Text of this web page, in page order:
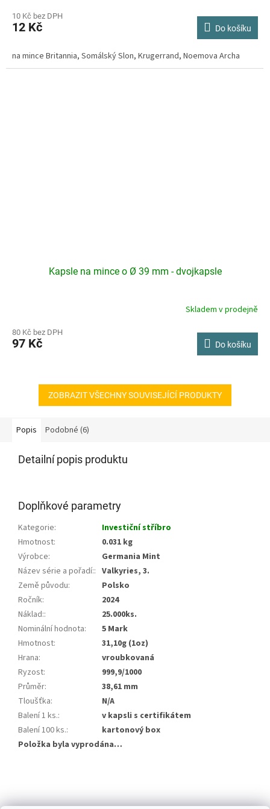
produktu
je
z
10 Kč bez DPH
12 Kč Do košíku
na mince Britannia, Somálský Slon, Krugerrand, Noemova Archa
Kapsle na mince o Ø 39 mm - dvojkapsle
Skladem v prodejně
80 Kč bez DPH
97 Kč Do košíku
ZOBRAZIT VŠECHNY SOUVISEJÍCÍ PRODUKTY
Popis Podobné (6)
Detailní popis produktu
Doplňkové parametry
Kategorie:
Investiční stříbro
Hmotnost:
0.031 kg
Výrobce:
Germania Mint
Název série a pořadí:: Valkyries, 3.
Země původu:
Polsko
Ročník:
2024
Náklad::
25.000ks.
Nominální hodnota:
5 Mark
Hmotnost:
31,10g (1oz)
Hrana:
vroubkovaná
Ryzost:
999,9/1000
Průměr:
38,61 mm
Tloušťka:
N/A
Balení 1 ks.:
v kapsli s certifikátem
Balení 100 ks.:
kartonový box
Položka byla vyprodána…